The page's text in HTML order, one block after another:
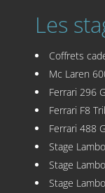
Les
Coffrets
Mc Laren
Ferrari 296
Ferrari F8
Ferrari 488
Stage
Stage
Stage